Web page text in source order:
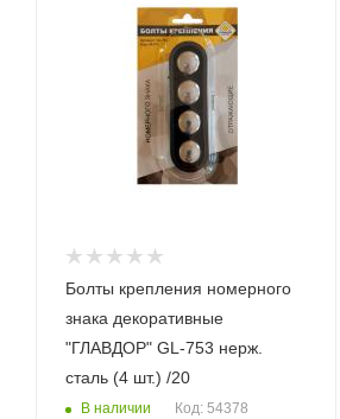
Болты крепления номерного
знака декоративные
"ГЛАВДОР" GL-753 нерж.
сталь (4 шт.) /20
В наличии Код: 54378